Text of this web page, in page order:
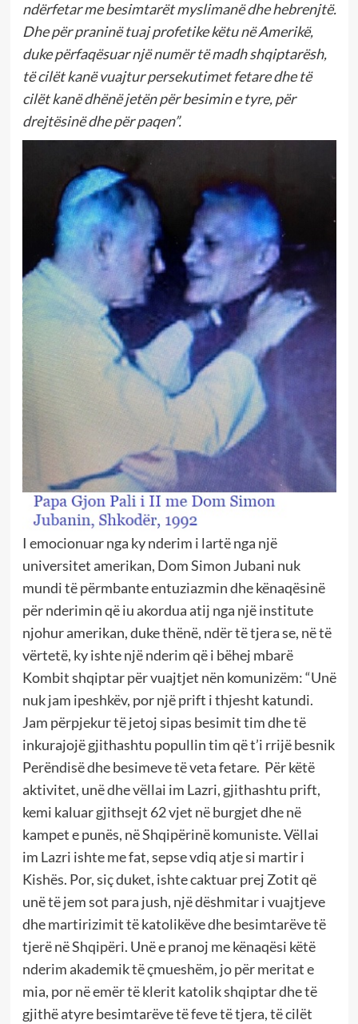
ndërfetar me besimtarët myslimanë dhe hebrenjtë.
Dhe për praninë tuaj profetike këtu në Amerikë,
duke përfaqësuar një numër të madh shqiptarësh,
të cilët kanë vuajtur persekutimet fetare dhe të
cilët kanë dhënë jetën për besimin e tyre, për
drejtësinë dhe për paqen”.
I emocionuar nga ky nderim i lartë nga një
universitet amerikan, Dom Simon Jubani nuk
mundi të përmbante entuziazmin dhe kënaqësinë
për nderimin që iu akordua atij nga një institute
njohur amerikan, duke thënë, ndër të tjera se, në të
vërtetë, ky ishte një nderim që i bëhej mbarë
Kombit shqiptar për vuajtjet nën komunizëm: “Unë
nuk jam ipeshkëv, por një prift i thjesht katundi.
Jam përpjekur të jetoj sipas besimit tim dhe të
inkurajojë gjithashtu popullin tim që t’i rrijë besnik
Perëndisë dhe besimeve të veta fetare. Për këtë
aktivitet, unë dhe vëllai im Lazri, gjithashtu prift,
kemi kaluar gjithsejt 62 vjet në burgjet dhe në
kampet e punës, në Shqipërinë komuniste. Vëllai
im Lazri ishte me fat, sepse vdiq atje si martir i
Kishës. Por, siç duket, ishte caktuar prej Zotit që
unë të jem sot para jush, një dëshmitar i vuajtjeve
dhe martirizimit të katolikëve dhe besimtarëve të
tjerë në Shqipëri. Unë e pranoj me kënaqësi këtë
nderim akademik të çmueshëm, jo për meritat e
mia, por në emër të klerit katolik shqiptar dhe të
gjithë atyre besimtarëve të feve të tjera, të cilët